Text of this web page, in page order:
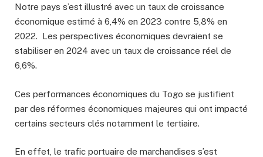
Notre pays s’est illustré avec un taux de croissance
économique estimé à 6,4% en 2023 contre 5,8% en
2022. Les perspectives économiques devraient se
stabiliser en 2024 avec un taux de croissance réel de
6,6%.
Ces performances économiques du Togo se justifient
par des réformes économiques majeures qui ont impacté
certains secteurs clés notamment le tertiaire.
En effet, le trafic portuaire de marchandises s’est